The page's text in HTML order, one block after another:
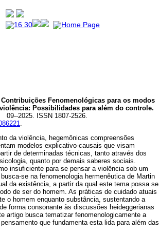
Contribuições Fenomenológicas para os modos
Possibilidades para além do controle.
09--2025. ISSN 1807-2526.
da violência, hegemônicas compreensões
modelos explicativo-causais que visam
de determinadas técnicas, tanto através dos
quanto por demais saberes sociais.
insuficiente para se pensar a violência sob um
se na fenomenologia hermenêutica de Martin
da existência, a partir da qual este tema possa se
de ser do homem. As práticas de cuidado atuais
o homem enquanto substância, sustentando a
forma consonante às discussões heideggerianas
artigo busca tematizar fenomenologicamente a
que fundamenta esta lida para além das